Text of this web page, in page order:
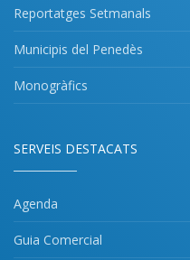
Reportatges Setmanals
Municipis del Penedès
Monogràfics
SERVEIS DESTACATS
Agenda
Guia Comercial